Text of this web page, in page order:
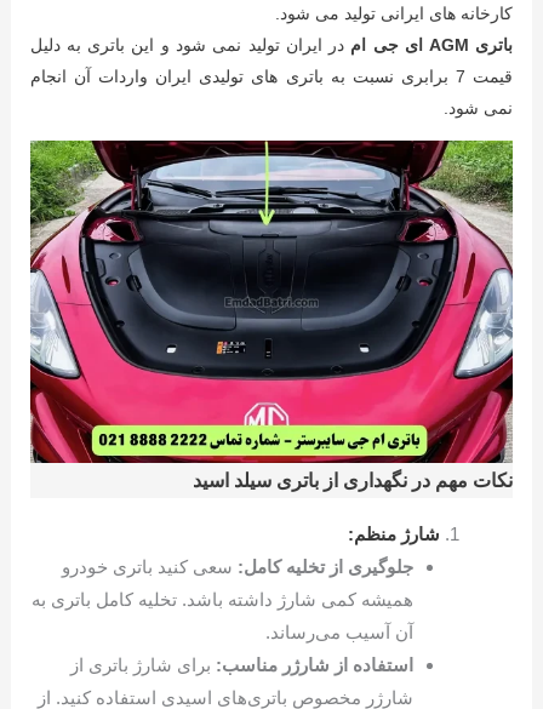
کارخانه های ایرانی تولید می شود.
باتری AGM ای جی ام
در ایران تولید نمی شود و این باتری به دلیل
قیمت 7 برابری نسبت به باتری های تولیدی ایران واردات آن انجام
نمی شود.
نکات مهم در نگهداری از باتری سیلد اسید
شارژ منظم:
جلوگیری از تخلیه کامل: سعی کنید باتری خودرو
همیشه کمی شارژ داشته باشد. تخلیه کامل باتری به
آن آسیب می‌رساند.
استفاده از شارژر مناسب: برای شارژ باتری از
شارژر مخصوص باتری‌های اسیدی استفاده کنید. از